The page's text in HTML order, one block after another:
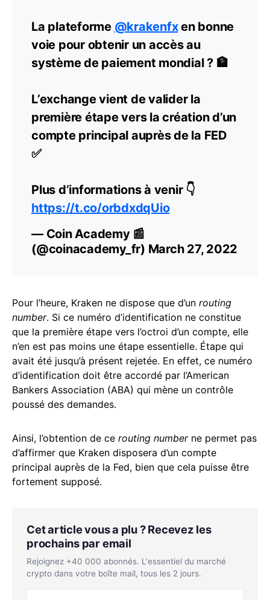
La plateforme @krakenfxen bonne
voie pour obtenir un accès au
système de paiement mondial ? 🏦
L’exchange vient de valider la
première étape vers la création d’un
compte principal auprès de la FED
✅
Plus d’informations à venir 👇
https://t.co/orbdxdqUio
— Coin Academy 📰
(@coinacademy_fr) March 27, 2022
Pour l’heure, Kraken ne dispose que d’un routing
number. Si ce numéro d’identification ne constitue
que la première étape vers l’octroi d’un compte, elle
n’en est pas moins une étape essentielle. Étape qui
avait été jusqu’à présent rejetée. En effet, ce numéro
d’identification doit être accordé par l’American
Bankers Association (ABA) qui mène un contrôle
poussé des demandes.
Ainsi, l’obtention de ce routing number ne permet pas
d’affirmer que Kraken disposera d’un compte
principal auprès de la Fed, bien que cela puisse être
fortement supposé.
Cet article vous a plu ? Recevez les
prochains par email
Rejoignez +40 000 abonnés. L'essentiel du marché
crypto dans votre boîte mail, tous les 2 jours.